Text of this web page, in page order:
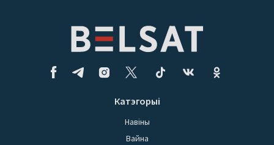
Катэгорыі
Навіны
Вайна